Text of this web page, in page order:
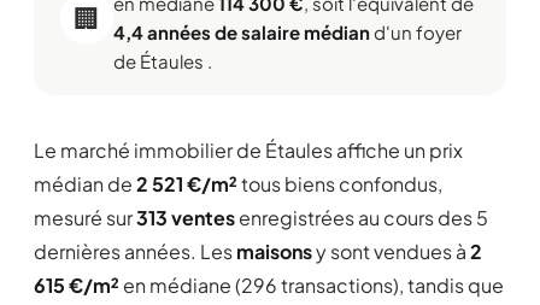
🏢
4,4 années de salaire médiand'un foyer
de Étaules .
Le marché immobilier de Étaules affiche un prix
médian de2 521 €/m²tous biens confondus,
mesuré sur313 ventesenregistrées au cours des 5
dernières années. Lesmaisonsy sont vendues à2
615 €/m² en médiane (296 transactions), tandis que